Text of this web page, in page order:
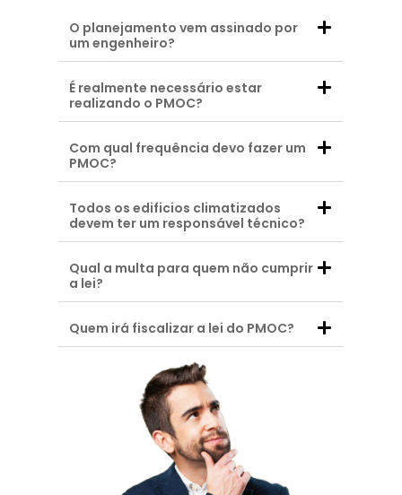
O planejamento vem assinado por
um engenheiro?
É realmente necessário estar
realizando o PMOC?
Com qual frequência devo fazer um
PMOC?
Todos os edificios climatizados
devem ter um responsável técnico?
Qual a multa para quem não cumprir
a lei?
Quem irá fiscalizar a lei do PMOC?